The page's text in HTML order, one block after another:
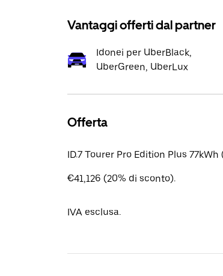
Vantaggi offerti dal partner
Idonei per UberBlack,
UberGreen, UberLux
Offerta
ID.7 Tourer Pro Edition Plus
€41,126 (20% di sconto).
IVA esclusa.